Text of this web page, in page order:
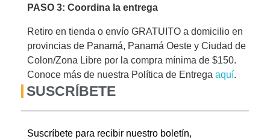
PASO 3: Coordina la entrega
Retiro en tienda o envío GRATUITO a domicilio en
provincias de Panamá, Panamá Oeste y Ciudad de
Colon/Zona Libre por la compra mínima de $150.
Conoce más de nuestra Política de Entrega aquí.
SUSCRÍBETE
Suscríbete para recibir nuestro boletín,